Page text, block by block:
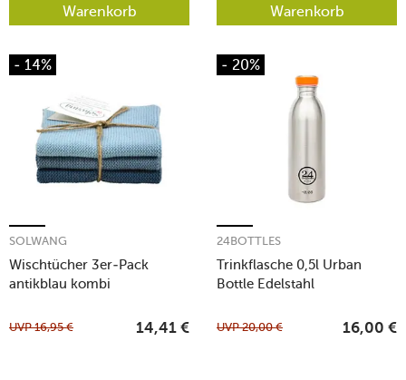
Warenkorb Warenkorb
- 14%
Wischtücher 3er-Pack
antikblau kombi
SOLWANG
UVP16,95 € 14,41 €
- 20%
Trinkflasche 0,5l Urban
Bottle Edelstahl
24BOTTLES
UVP20,00 € 16,00 €